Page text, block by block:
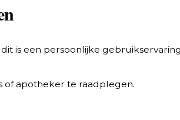
is een persoonlijke
of apotheker te raadplegen.